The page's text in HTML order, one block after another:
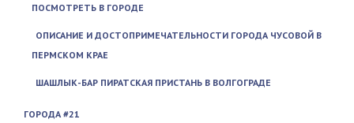
ПОСМОТРЕТЬ В ГОРОДЕ
ОПИСАНИЕ И ДОСТОПРИМЕЧАТЕЛЬНОСТИ ГОРОДА ЧУСОВОЙ В
ПЕРМСКОМ КРАЕ
ШАШЛЫК-БАР ПИРАТСКАЯ ПРИСТАНЬ В ВОЛГОГРАДЕ
ГОРОДА #21